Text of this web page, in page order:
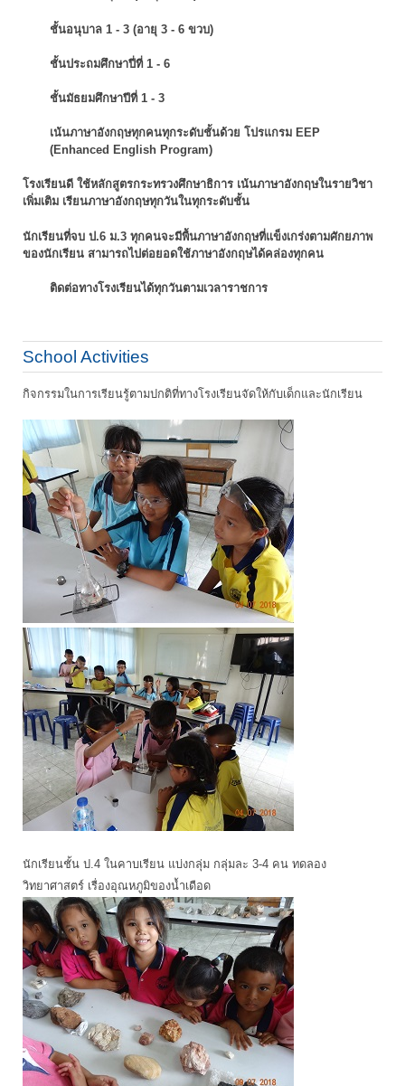
ชั้นอนุบาล 1 - 3 (อายุ 3 - 6 ขวบ)
ชั้นประถมศึกษาปี่ที่ 1 - 6
ชั้นมัธยมศึกษาปีที่ 1 - 3
เน้นภาษาอังกฤษทุกคนทุกระดับชั้นด้วย โปรแกรม EEP
(Enhanced English Program)
โรงเรียนดี ใช้หลักสูตรกระทรวงศึกษาธิการ เน้นภาษาอังกฤษในรายวิชา
เพิ่มเติม เรียนภาษาอังกฤษทุกวันในทุกระดับชั้น
นักเรียนที่จบ ป.6 ม.3 ทุกคนจะมีพื้นภาษาอังกฤษที่แข็งเกร่งตามศักยภาพ
ของนักเรียน สามารถไปต่อยอดใช้ภาษาอังกฤษได้คล่องทุกคน
ติดต่อทางโรงเรียนได้ทุกวันตามเวลาราชการ
School Activities
กิจกรรมในการเรียนรู้ตามปกติที่ทางโรงเรียนจัดให้กับเด็กและนักเรียน
นักเรียนชั้น ป.4 ในคาบเรียน แบ่งกลุ่ม กลุ่มละ 3-4 คน ทดลอง
วิทยาศาสตร์ เรื่องอุณหภูมิของน้ำเดือด